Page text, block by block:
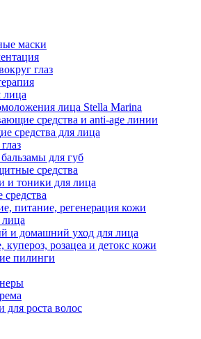
маски
глаз
лица
лица Stella Marina
средства и anti-age линии
средства для лица
для губ
средства
и тоники для лица
питание, регенерация кожи
и домашний уход для лица
купероз, розацеа и детокс кожи
пилинги
для роста волос